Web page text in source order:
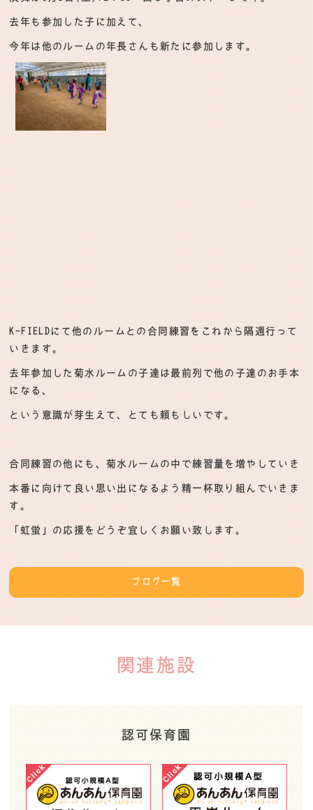
去年も参加した子に加えて、
今年は他のルームの年長さんも新たに参加します。
K-FIELDにて他のルームとの合同練習をこれから隔週行って
いきます。
去年参加した菊水ルームの子達は最前列で他の子達のお手本
になる、
という意識が芽生えて、とても頼もしいです。
合同練習の他にも、菊水ルームの中で練習量を増やしていき
本番に向けて良い思い出になるよう精一杯取り組んでいきま
す。
「虹蛍」の応援をどうぞ宜しくお願い致します。
ブログ一覧
関連施設
認可保育園